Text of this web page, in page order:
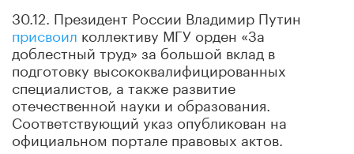
30.12. Президент России Владимир Путин
присвоил коллективу МГУ орден «За
доблестный труд» за большой вклад в
подготовку высококвалифицированных
специалистов, а также развитие
отечественной науки и образования.
Соответствующий указ опубликован на
официальном портале правовых актов.